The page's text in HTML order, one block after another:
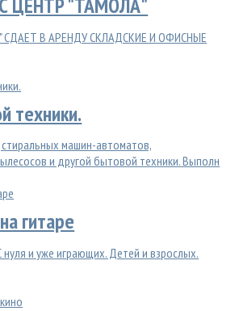
ЦЕНТР "ТАМОЛА"
СДАЕТ В АРЕНДУ СКЛАДСКИЕ И ОФИСНЫЕ
техники.
машин-автоматов,
и другой бытовой техники. Выполн
гитаре
нуля и уже играющих. Детей и взрослых.